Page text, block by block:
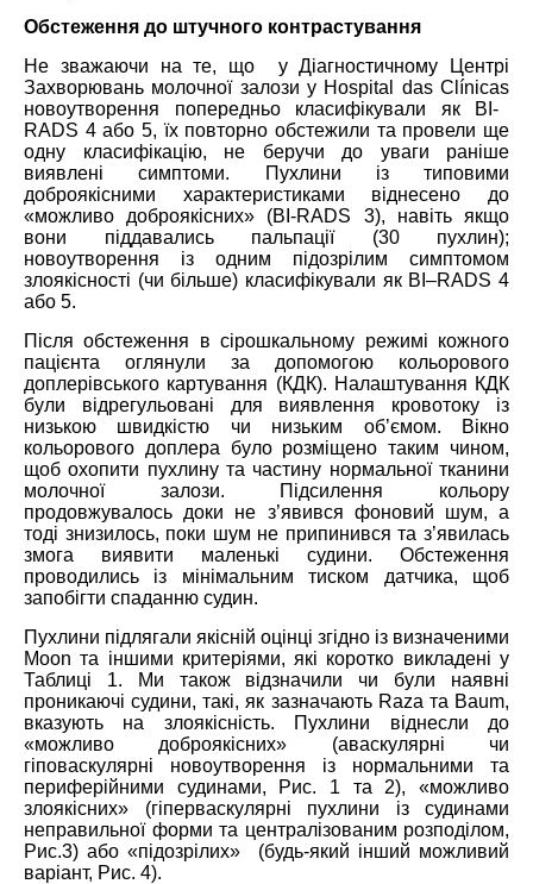
Обстеження до штучного контрастування
Не зважаючи на те, що у Діагностичному Центрі
Захворювань молочної залози у Hospital das Cl ínicas
новоутворення попередньо класифікували як BI-
RADS 4 або 5, їх повторно обстежили та провели ще
одну класифікацію, не беручи до уваги раніше
виявлені симптоми. Пухлини із типовими
доброякісними характеристиками віднесено до
«можливо доброякісних» (BI-RADS 3), навіть якщо
вони піддавались пальпації (30 пухлин);
новоутворення із одним підозрілим симптомом
злоякісності (чи більше) класифікували як BI–RADS 4
або 5.
Після обстеження в сірошкальному режимі кожного
пацієнта оглянули за допомогою кольорового
доплерівського картування (КДК). Налаштування КДК
були відрегульовані для виявлення кровотоку із
низькою швидкістю чи низьким об’ємом. Вікно
кольорового доплера було розміщено таким чином,
щоб охопити пухлину та частину нормальної тканини
молочної залози. Підсилення кольору
продовжувалось доки не з’явився фоновий шум, а
тоді знизилось, поки шум не припинився та з’явилась
змога виявити маленькі судини. Обстеження
проводились із мінімальним тиском датчика, щоб
запобігти спаданню судин.
Пухлини підлягали якісній оцінці згідно із визначеними
Moon та іншими критеріями, які коротко викладені у
Таблиці 1. Ми також відзначили чи були наявні
проникаючі судини, такі, як зазначають Raza та Baum,
вказують на злоякісність. Пухлини віднесли до
«можливо доброякісних» (аваскулярні чи
гіповаскулярні новоутворення із нормальними та
периферійними судинами, Рис. 1 та 2), «можливо
злоякісних» (гіперваскулярні пухлини із судинами
неправильної форми та централізованим розподілом,
Рис.3) або «підозрілих» (будь-який інший можливий
варіант, Рис. 4).